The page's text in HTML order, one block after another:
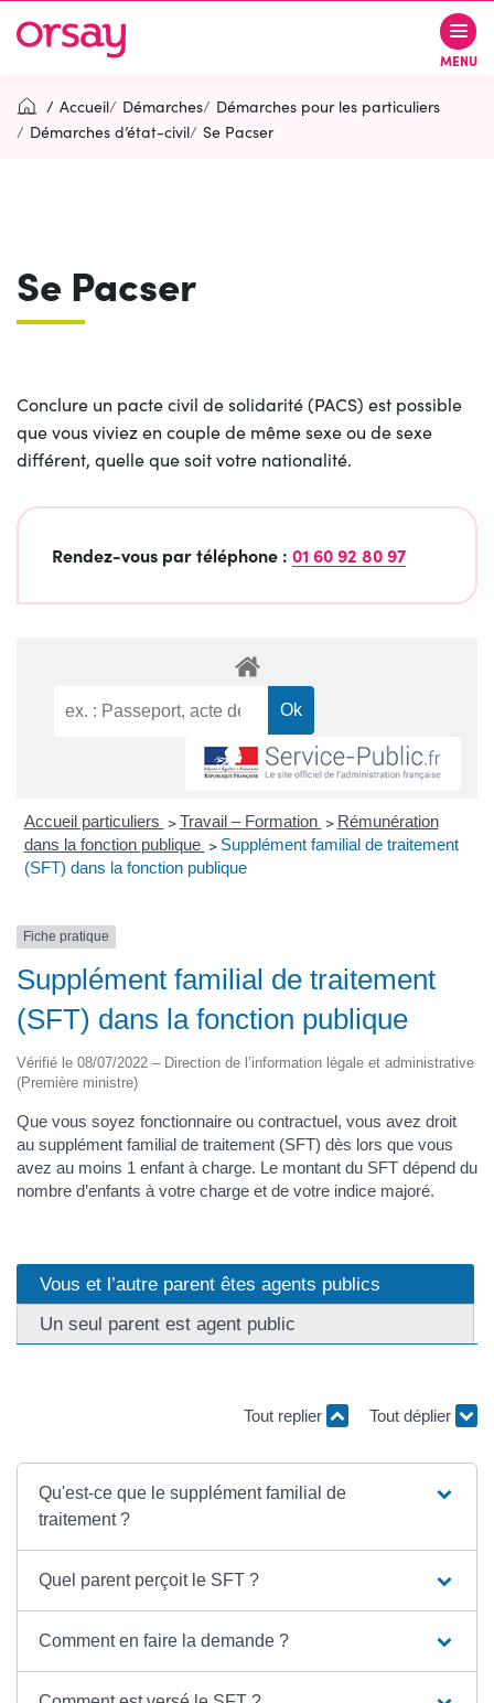
navigation
au
au
page
Ville d’Orsay MENU
Contactez-nous
Accueil Démarches
Démarches pour les particuliers
Démarches d’état-civil
Se Pacser
Se Pacser
Conclure un pacte civil de solidarité (PACS) est possible
que vous viviez en couple de même sexe ou de sexe
différent, quelle que soit votre nationalité.
Rendez-vous par téléphone : 01 60 92 80 97
Accueil particuliers > Travail – Formation > Rémunération
dans la fonction publique > Supplément familial de traitement
(SFT) dans la fonction publique
Fiche pratique
Supplément familial de traitement
(SFT) dans la fonction publique
Vérifié le 08/07/2022 – Direction de l’information légale et administrative
(Première ministre)
Que vous soyez fonctionnaire ou contractuel, vous avez droit
au supplément familial de traitement (SFT) dès lors que vous
avez au moins 1 enfant à charge. Le montant du SFT dépend du
nombre d’enfants à votre charge et de votre indice majoré.
Vous et l’autre parent êtes agents publics
Un seul parent est agent public
Tout replier Tout déplier
Qu'est-ce que le supplément familial de
traitement ?
Quel parent perçoit le SFT ?
Comment en faire la demande ?